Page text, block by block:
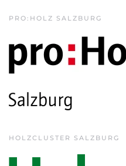
PRO:HOLZ SALZBURG
HOLZCLUSTER SALZBURG